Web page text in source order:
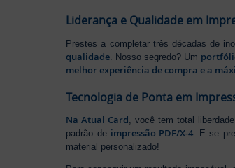
Liderança e Qualidade em
Prestes a completar três décadas de
qualidade . Nosso segredo? Um
melhor experiência de compra e a
Tecnologia de Ponta em
Na Atual Card, você tem total
padrão de impressão PDF/X-4. E se
material personalizado!